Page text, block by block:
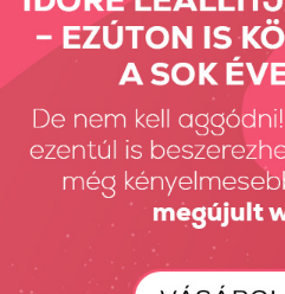
MN Cocktail Flakes - Cosmo
3090 Ft